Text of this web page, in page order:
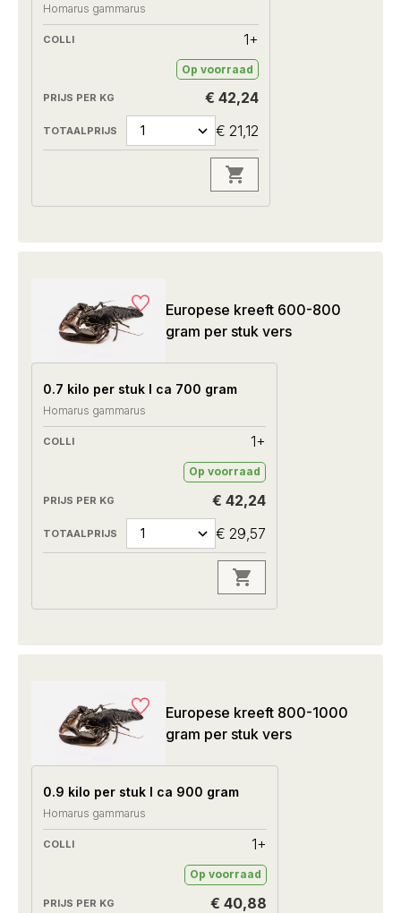
Homarus gammarus
1+
Op voorraad
€ 42,24
€ 21,12
Europese kreeft 600-800
gram per stuk vers
0.7 kilo per stuk I ca 700 gram
Homarus gammarus
1+
Op voorraad
€ 42,24
€ 29,57
Europese kreeft 800-1000
gram per stuk vers
0.9 kilo per stuk I ca 900 gram
Homarus gammarus
1+
Op voorraad
€ 40,88